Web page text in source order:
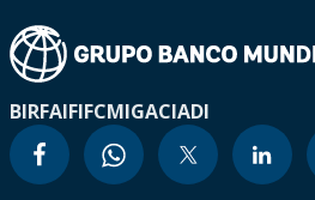
BIRFAIFIFCMIGACIADI